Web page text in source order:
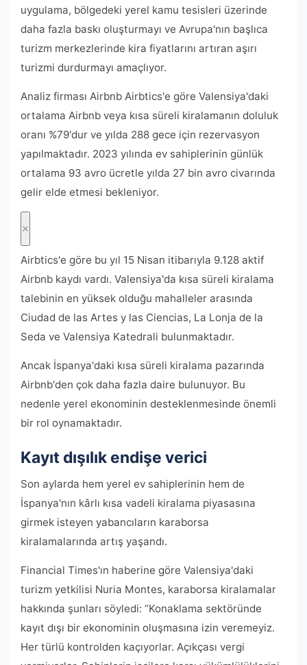
uygulama, bölgedeki yerel kamu tesisleri üzerinde
daha fazla baskı oluşturmayı ve Avrupa'nın başlıca
turizm merkezlerinde kira fiyatlarını artıran aşırı
turizmi durdurmayı amaçlıyor.
Analiz firması Airbnb Airbtics'e göre Valensiya'daki
ortalama Airbnb veya kısa süreli kiralamanın doluluk
oranı %79'dur ve yılda 288 gece için rezervasyon
yapılmaktadır. 2023 yılında ev sahiplerinin günlük
ortalama 93 avro ücretle yılda 27 bin avro civarında
gelir elde etmesi bekleniyor.
Airbtics'e göre bu yıl 15 Nisan itibarıyla 9.128 aktif
Airbnb kaydı vardı. Valensiya'da kısa süreli kiralama
talebinin en yüksek olduğu mahalleler arasında
Ciudad de las Artes y las Ciencias, La Lonja de la
Seda ve Valensiya Katedrali bulunmaktadır.
Ancak İspanya'daki kısa süreli kiralama pazarında
Airbnb'den çok daha fazla daire bulunuyor. Bu
nedenle yerel ekonominin desteklenmesinde önemli
bir rol oynamaktadır.
Kayıt dışılık endişe verici
Son aylarda hem yerel ev sahiplerinin hem de
İspanya'nın kârlı kısa vadeli kiralama piyasasına
girmek isteyen yabancıların karaborsa
kiralamalarında artış yaşandı.
Financial Times'ın haberine göre Valensiya'daki
turizm yetkilisi Nuria Montes, karaborsa kiralamalar
hakkında şunları söyledi: “Konaklama sektöründe
kayıt dışı bir ekonominin oluşmasına izin veremeyiz.
Her türlü kontrolden kaçıyorlar. Açıkçası vergi